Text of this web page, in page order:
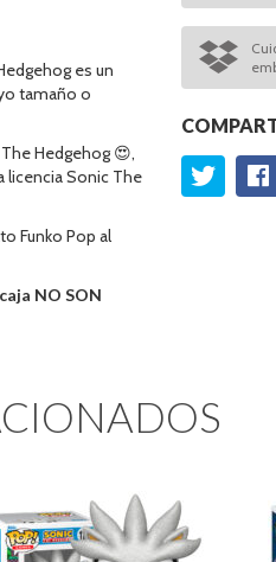
es un
tamaño o
Hedgehog 😍,
licencia Sonic The
Funko Pop al
NO SON